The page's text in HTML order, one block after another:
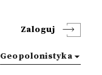
Zaloguj
Geopolonistyka